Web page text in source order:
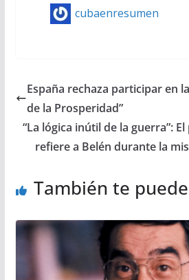
cubaenresumen
España rechaza participar en
de la Prosperidad”
“La lógica inútil de la guerra”:
refiere a Belén durante la
También te